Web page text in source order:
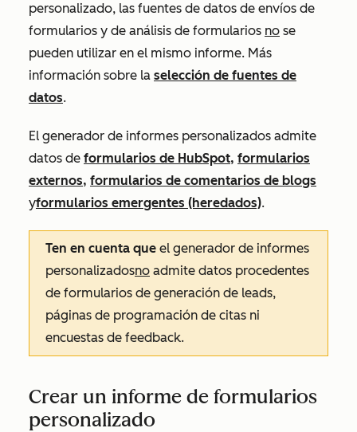
personalizado, las fuentes de datos de envíos de
formularios y de análisis de formularios no se
pueden utilizar en el mismo informe. Más
información sobre la selección de fuentes de
datos.
El generador de informes personalizados admite
datos de formularios de HubSpot, formularios
externos, formularios de comentarios de blogs
yformularios emergentes (heredados).
Ten en cuenta que el generador de informes
personalizadosno admite datos procedentes
de formularios de generación de leads,
páginas de programación de citas ni
encuestas de feedback.
Crear un informe de formularios
personalizado